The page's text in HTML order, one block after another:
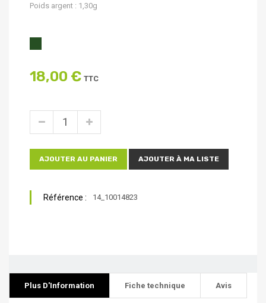
Poids argent : 1,30g
18,00 € TTC
AJOUTER AU PANIER AJOUTER À MA LISTE
Référence : 14_10014823
Plus D'Information Fiche technique Avis